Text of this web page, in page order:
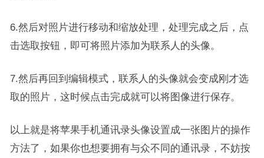
6.然后对照片进行移动和缩放处理，处理完成之后，点
击选取按钮，即可将照片添加为联系人的头像。
7.然后再回到编辑模式，联系人的头像就会变成刚才选
取的照片，这时候点击完成就可以将图像进行保存。
以上就是将苹果手机通讯录头像设置成一张图片的操作
方法了，如果你也想要拥有与众不同的通讯录，不妨按